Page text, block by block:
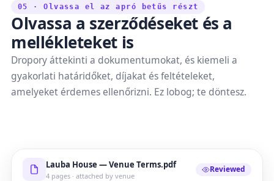
05 · Olvassa el az apró betűs részt
Olvassa a szerződéseket és a
mellékleteket is
Dropory áttekinti a dokumentumokat, és kiemeli a
gyakorlati határidőket, díjakat és feltételeket,
amelyeket érdemes ellenőrizni. Ez lobog; te döntesz.
Lauba House — Venue Terms.pdf
4 pages · attached by venue
Reviewed